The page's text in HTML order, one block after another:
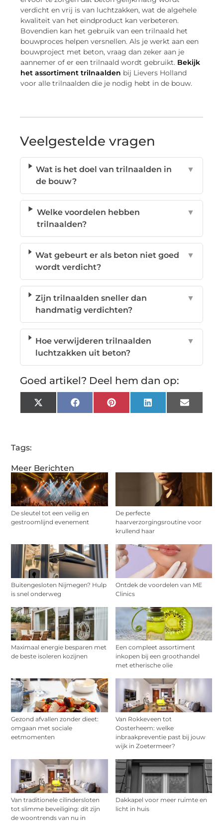
Meer Berichten
De sleutel tot een veilig en
gestroomlijnd evenement
De perfecte
haarverzorgingsroutine voor
krullend haar
Buitengesloten Nijmegen? Hulp
is snel onderweg
Ontdek de voordelen van ME
Clinics
Maximaal energie besparen met
de beste isoleren kozijnen
Een compleet assortiment
inkopen bij een groothandel
met etherische olie
Gezond afvallen zonder dieet:
omgaan met sociale
eetmomenten
Van Rokkeveen tot
Oosterheem: welke
inbraakpreventie past bij jouw
wijk in Zoetermeer?
Van traditionele cilindersloten
tot slimme beveiliging: dit zijn
de woontrends van nu in
Dakkapel voor meer ruimte en
licht in huis
verdicht en vrij is van luchtzakken, wat de algehele
kwaliteit van het eindproduct kan verbeteren.
Bovendien kan het gebruik van een trilnaald het
bouwproces helpen versnellen. Als je werkt aan een
bouwproject met beton, vraag dan zeker aan je
aannemer of er een trilnaald wordt gebruikt. Bekijk
het assortiment trilnaalden bij Lievers Holland
voor alle trilnaalden die je nodig hebt in de bouw.
Veelgestelde vragen
Wat is het doel van trilnaalden in
de bouw?
▼
Welke voordelen hebben
trilnaalden?
▼
Wat gebeurt er als beton niet goed
wordt verdicht?
▼
Zijn trilnaalden sneller dan
handmatig verdichten?
▼
Hoe verwijderen trilnaalden
luchtzakken uit beton?
▼
Goed artikel? Deel hem dan op:
X
(Twitter)
FacebookPinterestLinkedInEmail
Tags: